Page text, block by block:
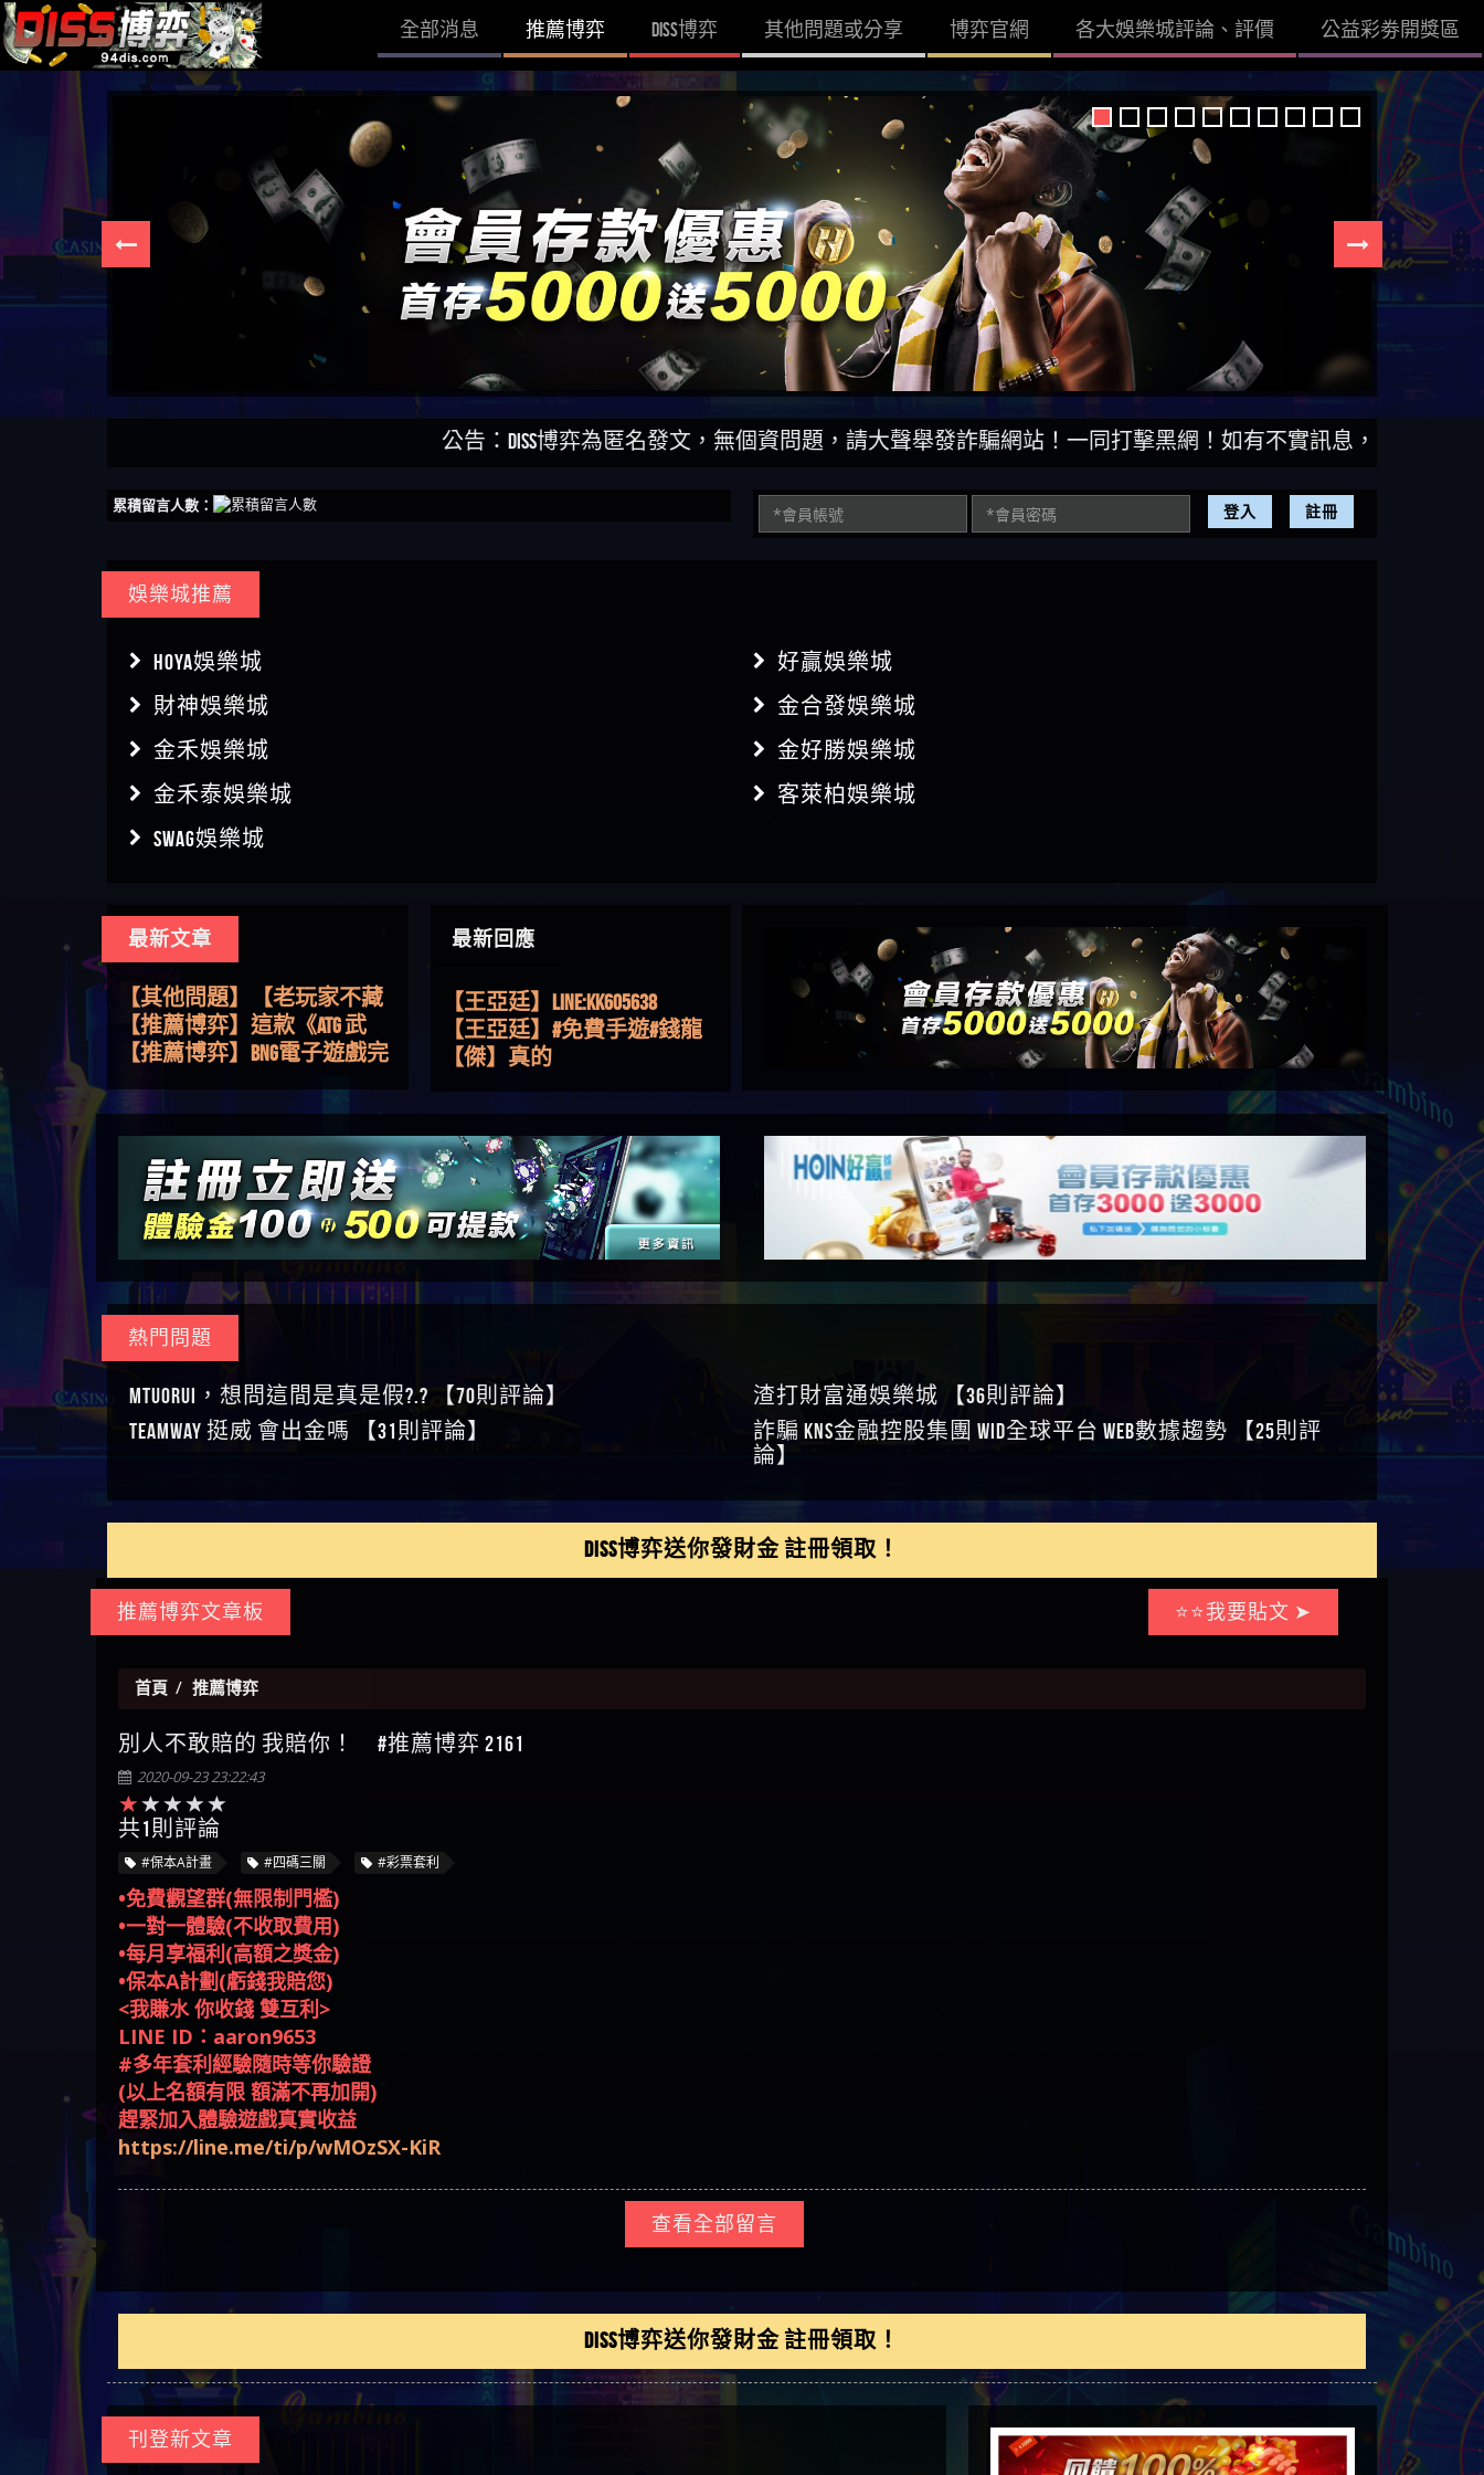
全部消息 推薦博弈 DISS博弈 其他問題或分享 博弈官網 各大娛樂城評論、評價 公益彩劵開獎區
公告：DISS博弈為匿名發文，無個資問題，請大聲舉發詐騙網站！一同打擊黑網！如有不實訊息，查證後立即刪除。【
累積留言人數： 登入 註冊
娛樂城推薦
HOYA娛樂城
好贏娛樂城
財神娛樂城
金合發娛樂城
金禾娛樂城
金好勝娛樂城
金禾泰娛樂城
客萊柏娛樂城
SWAG娛樂城
最新文章
【其他問題】用理性數據指
路，開啟你的高回報娛樂之
旅
【其他問題】【老玩家不藏
私】2025 線上老虎機這樣
挑！RTP、波動率和平台安全
【推薦博弈】這款《ATG 武
俠》老虎機真的猛！玩過才
式！
【推薦博弈】BNG電子遊戲完
運玩法、獨家試玩一次看！
玩必看！戰神賽特51,000倍數
玩法攻略，輕鬆稱霸老虎
機！
【其他問題】「拆解力智投
資詐騙套路緊急追討賴
zg369」力智投資是不是詐騙
力智投資是真的嗎 力智投資
是詐騙嗎 南部老翁還在癡迷
力智投資高回報獲利 請不要
【其他問題】 【遇天盛商行
詐騙追回資金賴zg369】天盛
商行詐騙 天盛商行是不是詐
騙 天盛商行是真的嗎 天盛商
行是詐騙嗎 被天盛商行詐騙
【其他問題】 受害者援助賴
【zg369】退休老翁被大戶e點
靈詐騙痛不欲生 大戶e點靈是
真的嗎 大戶e點靈是不是詐騙
靈無法出金 （大戶e點靈）教
你如何規避詐騙陷阱
【其他問題】 弘記投資詐騙
持續收割國人中【免費討回
資金賴zg369】弘記投資是詐
記投資是真的嗎 被弘記投資
詐騙的錢怎麼辦 本文教你如
何拿回被騙資金
【其他問題】 被騙追回賴
【zg369】KnTop利用新型詐騙
KnTop是不是詐騙 KnTop是詐騙
嗎 【KnTop】KnTop無法出金 被
KnTop詐騙的錢一招拿回
【其他問題】機台運算專案
討回資金賴zg369】機台運算
專案是詐騙嗎 機台運算專案
是不是詐騙 機台運算專案是
真的嗎 被機台運算專案詐騙
的錢怎麼辦 本文教你如何拿
回被騙資金
續收割國人中【免費討回資
金賴zg369】Hoyabit是詐騙嗎
Hoyabit是不是詐騙 Hoyabit是真
的嗎 被HoyabitHoyabit詐騙的錢
怎麼辦 本文教你如何拿回被
騙資金
【其他問題】KS.M多元化行銷
詐騙持續收割國人中【免費
討回資金賴zg369】KS.M多元化
行銷是詐騙嗎 KS.M多元化行
銷是不是詐騙 KS.M多元化行
銷是真的嗎 被KS.M多元化行
如何拿回被騙資金
【其他問題】免費追回賴
「zg369」深度解析野原家
Family & Love如何詐騙 野原家
Family & Love是不是詐騙 野原家
Family & Love是真的嗎 野原家
通報野原家 Family & Love是詐騙
平台 請遠離
【其他問題】元盈橋詐騙持
續收割國人中【免費討回資
金賴zg369】元盈橋是詐騙嗎
元盈橋是不是詐騙 元盈橋是
麼辦 本文教你如何拿回被騙
資金
【其他問題】被騙追回賴
【zg369】M.L.Edge利用新型詐
騙手法欺詐群眾 M.L.Edge是真
M.L.Edge是詐騙嗎 【M.L.Edge】
M.L.Edge無法出金 被M.L.Edge詐
【其他問題】 Robinhood詐騙
持續收割國人中【免費討回
嗎 Robinhood是不是詐騙
Robinhood是真的嗎 被Robinhood
何拿回被騙資金
【其他問題】FLTO詐騙持續收
zg369】FLTO是詐騙嗎 FLTO是不
是詐騙 FLTO是真的嗎 被FLTO詐
拿回被騙資金
【zg369】八旬老翁被ALYWS詐
騙家破人亡 ALYWS是真的嗎
嗎 （ALYWS）無法出金 請小心
群組暗椿
【其他問題】 一招教你揭秘
新型詐騙手法 （受害者免費
是不是詐騙 當當是真的嗎 當
當是詐騙嗎 六旬老婦深信當
當高獲利回報被騙的家破人
【其他問題】用理性數據指
旅
私】2025 線上老虎機這樣
挑！RTP、波動率和平台安全
的全攻略！
【推薦博弈】這款《ATG 武
俠》老虎機真的猛！玩過才
知道什麼叫超過3萬種中獎方
【推薦博弈】BNG電子遊戲完
整攻略！熱門老虎機、集鴻
【其他問題】【2025】ATG試
玩法攻略，輕鬆稱霸老虎
資詐騙套路緊急追討賴
力智投資是真的嗎 力智投資
是詐騙嗎 南部老翁還在癡迷
力智投資高回報獲利 請不要
在匯款
【其他問題】 【遇天盛商行
商行詐騙 天盛商行是不是詐
騙 天盛商行是真的嗎 天盛商
行是詐騙嗎 被天盛商行詐騙
一招教你拿回
【zg369】退休老翁被大戶e點
靈詐騙痛不欲生 大戶e點靈是
真的嗎 大戶e點靈是不是詐騙
大戶e點靈是詐騙嗎 大戶e點
靈無法出金 （大戶e點靈）教
你如何規避詐騙陷阱
【其他問題】 弘記投資詐騙
持續收割國人中【免費討回
資金賴zg369】弘記投資是詐
騙嗎 弘記投資是不是詐騙 弘
記投資是真的嗎 被弘記投資
詐騙的錢怎麼辦 本文教你如
何拿回被騙資金
【其他問題】 被騙追回賴
【zg369】KnTop利用新型詐騙
手法欺詐群眾 KnTop是真的嗎
KnTop是不是詐騙 KnTop是詐騙
嗎 【KnTop】KnTop無法出金 被
KnTop詐騙的錢一招拿回
【其他問題】機台運算專案
詐騙持續收割國人中【免費
討回資金賴zg369】機台運算
專案是詐騙嗎 機台運算專案
是不是詐騙 機台運算專案是
真的嗎 被機台運算專案詐騙
的錢怎麼辦 本文教你如何拿
回被騙資金
【其他問題】 Hoyabit詐騙持
續收割國人中【免費討回資
金賴zg369】Hoyabit是詐騙嗎
Hoyabit是不是詐騙 Hoyabit是真
的嗎 被HoyabitHoyabit詐騙的錢
怎麼辦 本文教你如何拿回被
騙資金
【其他問題】KS.M多元化行銷
詐騙持續收割國人中【免費
討回資金賴zg369】KS.M多元化
行銷是詐騙嗎 KS.M多元化行
銷是不是詐騙 KS.M多元化行
銷是真的嗎 被KS.M多元化行
銷詐騙的錢怎麼辦 本文教你
如何拿回被騙資金
【其他問題】免費追回賴
「zg369」深度解析野原家
Family & Love如何詐騙 野原家
Family & Love是不是詐騙 野原家
Family & Love是真的嗎 野原家
Family & Love是詐騙嗎 165多次
通報野原家 Family & Love是詐騙
平台 請遠離
【其他問題】元盈橋詐騙持
續收割國人中【免費討回資
金賴zg369】元盈橋是詐騙嗎
元盈橋是不是詐騙 元盈橋是
真的嗎 被元盈橋詐騙的錢怎
麼辦 本文教你如何拿回被騙
資金
【其他問題】被騙追回賴
【zg369】M.L.Edge利用新型詐
騙手法欺詐群眾 M.L.Edge是真
的嗎 M.L.Edge是不是詐騙
M.L.Edge是詐騙嗎 【M.L.Edge】
M.L.Edge無法出金 被M.L.Edge詐
騙的錢一招拿回
【其他問題】 Robinhood詐騙
持續收割國人中【免費討回
資金賴zg369】Robinhood是詐騙
嗎 Robinhood是不是詐騙
Robinhood是真的嗎 被Robinhood
詐騙的錢怎麼辦 本文教你如
何拿回被騙資金
【其他問題】FLTO詐騙持續收
割國人中【免費討回資金賴
zg369】FLTO是詐騙嗎 FLTO是不
是詐騙 FLTO是真的嗎 被FLTO詐
騙的錢怎麼辦 本文教你如何
拿回被騙資金
【其他問題】 遇詐騙求救賴
【zg369】八旬老翁被ALYWS詐
騙家破人亡 ALYWS是真的嗎
ALYWS是不是詐騙 ALYWS是詐騙
嗎 （ALYWS）無法出金 請小心
群組暗椿
【其他問題】 一招教你揭秘
新型詐騙手法 （受害者免費
援助賴zg369）當當詐騙 當當
是不是詐騙 當當是真的嗎 當
當是詐騙嗎 六旬老婦深信當
當高獲利回報被騙的家破人
最新回應
【傑】推代理真的好相處
會出金嗎，有誰可以回答
【王亞廷】LINE:kK605638
【王亞廷】#免費手遊#錢龍
皇ONLINE#http
【傑】真的
【Wei】讚
【沈樂慧】又是九州??爛死
了黑網不要玩
【林伊依】爛死了拉贏錢直
接鎖帳號可以去吃屎
【陳靜茹】推薦小畢，我也
是小畢的會員～～
【黃家羭】推推
【AVA娛樂城】還會自己做假
對話來毀謗欸哈哈哈好厲
【陳順堪】黑網不出金
【黃伊珊】不推薦爛公司
贏了就不出金出
【玩運彩】
【asd】唬爛不出金黑網垃圾
平台
【蘇俊曄】所以會出金嗎現
【傑】推代理真的好相處
【盧鴻傑】請問一下100多萬
會出金嗎，有誰可以回答
【王亞廷】LINE:kK605638
【王亞廷】#免費手遊#錢龍
接鎖帳號可以去吃屎
【陳靜茹】推薦小畢，我也
熱門問題
MTUORUi，想問這間是真是假?.? 【70則評論】
渣打財富通娛樂城 【36則評論】
TEAMWAY 挺威 會出金嗎 【31則評論】
詐騙 kns金融控股集團 WID全球平台 WEB數據趨勢 【25則評
論】
DISS博弈送你發財金 註冊領取！
推薦博弈文章板 ⭐⭐我要貼文 ➤
首頁 推薦博弈
別人不敢賠的 我賠你！ #推薦博弈 2161
2020-09-23 23:22:43
共1則評論
#保本A計畫 #四碼三關 #彩票套利
•免費觀望群(無限制門檻)
•一對一體驗(不收取費用)
•每月享福利(高額之獎金)
•保本A計劃(虧錢我賠您)
<我賺水 你收錢 雙互利>
LINE ID：aaron9653
#多年套利經驗隨時等你驗證
(以上名額有限 額滿不再加開)
趕緊加入體驗遊戲真實收益
https://line.me/ti/p/wMOzSX-KiR
查看全部留言
DISS博弈送你發財金 註冊領取！
刊登新文章